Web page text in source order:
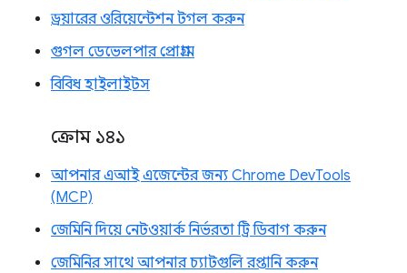
ড্রয়ারের ওরিয়েন্টেশন টগল করুন
গুগল ডেভেলপার প্রোগ্রাম
বিবিধ হাইলাইটস
ক্রোম ১৪১
আপনার এআই এজেন্টের জন্য Chrome DevTools
(MCP)
জেমিনি দিয়ে নেটওয়ার্ক নির্ভরতা ট্রি ডিবাগ করুন
জেমিনির সাথে আপনার চ্যাটগুলি রপ্তানি করুন